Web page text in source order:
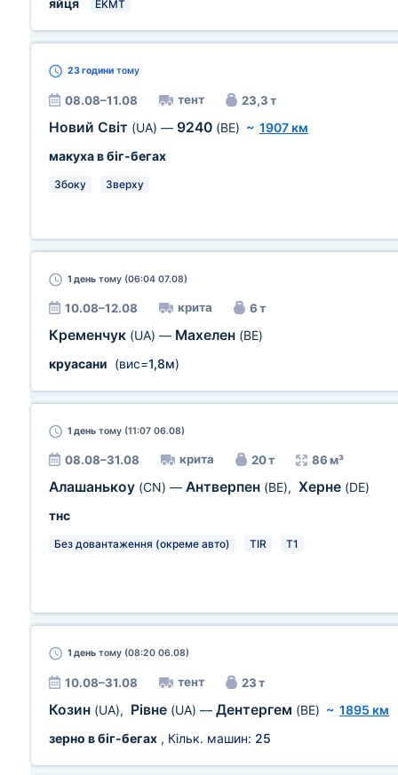
яйця EKMT
23 години тому
08.08–11.08 тент 23,3 т
Новий Світ (UA) — 9240 (BE) ~ 1907 км
макуха в біг-бегах
Збоку Зверху
1 день тому (06:04 07.08)
10.08–12.08 крита 6 т
Кременчук (UA) — Махелен (BE)
круасани (вис=1,8м)
1 день тому (11:07 06.08)
08.08–31.08 крита 20 т 86 м³
Алашанькоу (CN) — Антверпен (BE), Херне (DE)
тнс
Без довантаження (окреме авто) TIR T1
1 день тому (08:20 06.08)
10.08–31.08 тент 23 т
Козин (UA), Рівне (UA) — Дентергем (BE) ~ 1895 км
зерно в біг-бегах , Кільк. машин: 25